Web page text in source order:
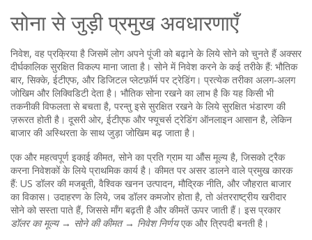
सोना से जुड़ी प्रमुख अवधारणाएँ
निवेश, वह प्रक्रिया है जिसमें लोग अपने पूंजी को बढ़ाने के लिये सोने को चुनते हैंअक्सर
दीर्घकालिक सुरक्षित विकल्प माना जाता है। सोने में निवेश करने के कई तरीके हैं: भौतिक
बार, सिक्के, ईटीएफ, और डिजिटल प्लेटफ़ॉर्म पर ट्रेडिंग। प्रत्येक तरीका अलग‑अलग
जोखिम और लिक्विडिटी देता है। भौतिक सोना रखने का लाभ है कि यह किसी भी
तकनीकी विफलता से बचता है, परन्तु इसे सुरक्षित रखने के लिये सुरक्षित भंडारण की
ज़रूरत होती है। दूसरी ओर, ईटीएफ और फ्यूचर्स ट्रेडिंग ऑनलाइन आसान है, लेकिन
बाजार की अस्थिरता के साथ जुड़ा जोखिम बढ़ जाता है।
एक और महत्वपूर्ण इकाई कीमत, सोने का प्रति ग्राम या औंस मूल्य है, जिसको ट्रैक
करना निवेशकों के लिये प्राथमिक कार्य है। कीमत पर असर डालने वाले प्रमुख कारक
हैं: US डॉलर की मजबूती, वैश्विक खनन उत्पादन, मौद्रिक नीति, और जौहरात बाजार
का विकास। उदाहरण के लिये, जब डॉलर कमजोर होता है, तो अंतरराष्ट्रीय खरीदार
सोने को सस्ता पाते हैं, जिससे माँग बढ़ती है और कीमतें ऊपर जाती हैं। इस प्रकार
डॉलर का मूल्य → सोने की कीमत → निवेश निर्णयएक और त्रिपदी बनती है।